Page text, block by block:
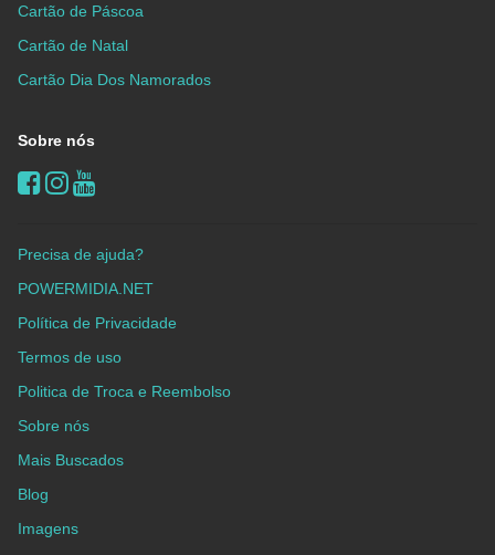
Cartão de Páscoa
Cartão de Natal
Cartão Dia Dos Namorados
Sobre nós
Precisa de ajuda?
POWERMIDIA.NET
Política de Privacidade
Termos de uso
Politica de Troca e Reembolso
Sobre nós
Mais Buscados
Blog
Imagens